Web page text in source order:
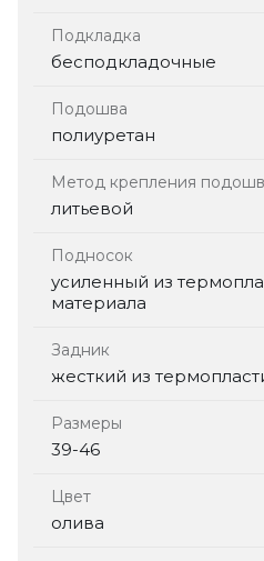
Подкладка
бесподкладочные
Подошва
полиуретан
Метод крепления
литьевой
Подносок
усиленный из
материала
Задник
жесткий из
Размеры
39-46
Цвет
олива